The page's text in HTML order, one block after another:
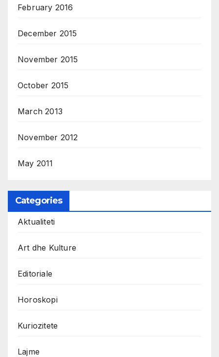
February 2016
December 2015
November 2015
October 2015
March 2013
November 2012
May 2011
Categories
Aktualiteti
Art dhe Kulture
Editoriale
Horoskopi
Kuriozitete
Lajme